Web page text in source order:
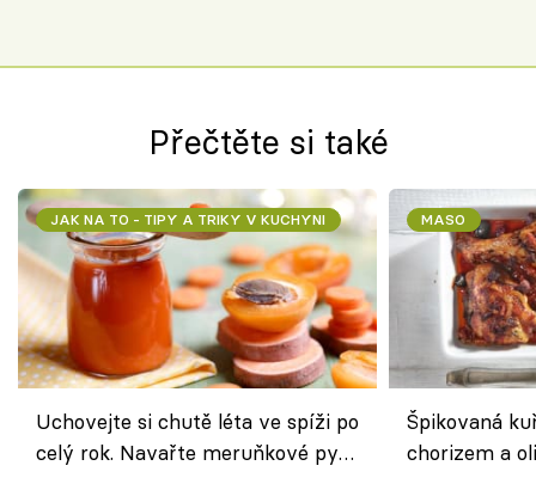
Přečtěte si také
JAK NA TO - TIPY A TRIKY V KUCHYNI
Uchovejte si chutě léta ve spíži po
celý rok. Navařte meruňkové pyré
MASO
Špikovaná
chorizem a